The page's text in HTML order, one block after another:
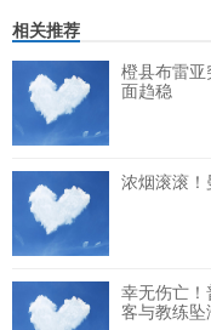
相关推荐
橙县布雷
面趋稳
浓烟滚滚！
幸无伤亡
客与教练坠